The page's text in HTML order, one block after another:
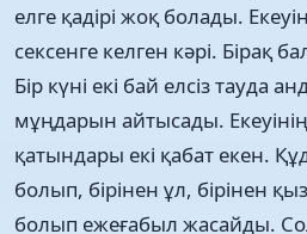
елге қадірі жоқ болады.
сексенге келген кәрі. Бірақ
Бір күні екі бай елсіз тауда
мұңдарын айтысады. Екеуінің
қатындары екі қабат екен.
болып, бірінен ұл, бірінен
болып ежеғабыл жасайды.